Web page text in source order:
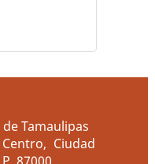
Tamaulipas
Ciudad